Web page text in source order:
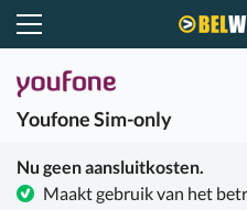
YoufoneSim-only
Nu geen aansluitkosten.
Maakt gebruik van het